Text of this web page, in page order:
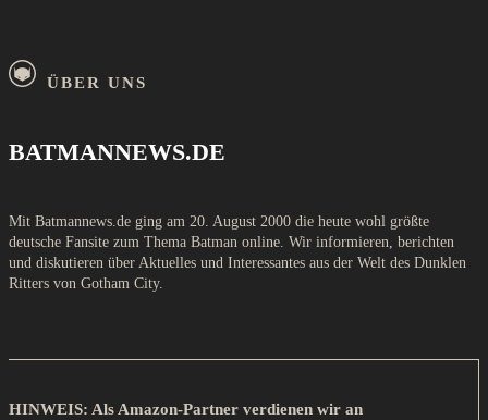
ÜBER UNS
BATMANNEWS.DE
Mit Batmannews.de ging am 20. August 2000 die heute wohl größte
deutsche Fansite zum Thema Batman online. Wir informieren, berichten
und diskutieren über Aktuelles und Interessantes aus der Welt des Dunklen
Ritters von Gotham City.
HINWEIS: Als Amazon-Partner verdienen wir an